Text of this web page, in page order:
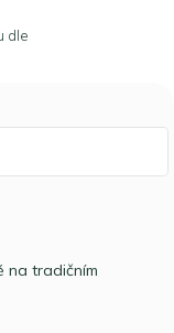
dle
na tradičním